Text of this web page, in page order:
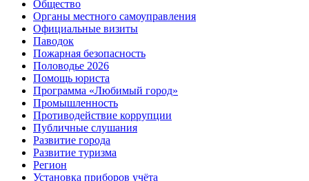
Общество
Органы местного самоуправления
Официальные визиты
Паводок
Пожарная безопасность
Половодье 2026
Помощь юриста
Программа «Любимый город»
Промышленность
Противодействие коррупции
Публичные слушания
Развитие города
Развитие туризма
Регион
Установка приборов учёта